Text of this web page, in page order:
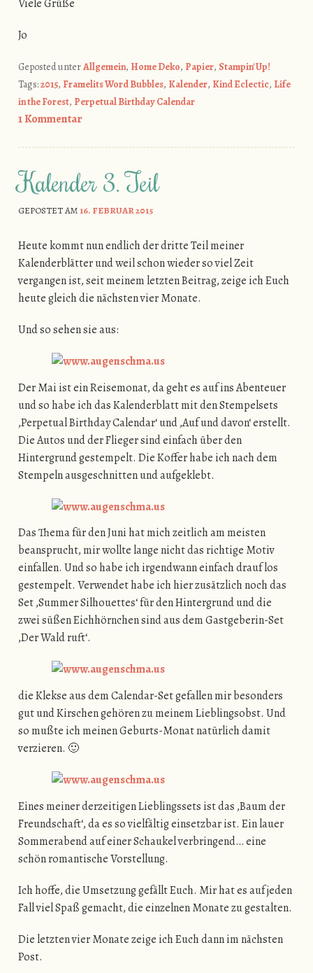
Viele Grüße
Jo
Geposted unterAllgemein, Home Deko, Papier, Stampin' Up!
Tags:2015, Framelits Word Bubbles, Kalender, Kind Eclectic, Life
in the Forest, Perpetual Birthday Calendar
1 Kommentar
Kalender 3. Teil
GEPOSTET AM16. FEBRUAR 2015
Heute kommt nun endlich der dritte Teil meiner
Kalenderblätter und weil schon wieder so viel Zeit
vergangen ist, seit meinem letzten Beitrag, zeige ich Euch
heute gleich die nächsten vier Monate.
Und so sehen sie aus:
Der Mai ist ein Reisemonat, da geht es auf ins Abenteuer
und so habe ich das Kalenderblatt mit den Stempelsets
‚Perpetual Birthday Calendar‘ und ‚Auf und davon‘ erstellt.
Die Autos und der Flieger sind einfach über den
Hintergrund gestempelt. Die Koffer habe ich nach dem
Stempeln ausgeschnitten und aufgeklebt.
Das Thema für den Juni hat mich zeitlich am meisten
beansprucht, mir wollte lange nicht das richtige Motiv
einfallen. Und so habe ich irgendwann einfach drauf los
gestempelt. Verwendet habe ich hier zusätzlich noch das
Set ‚Summer Silhouettes‘ für den Hintergrund und die
zwei süßen Eichhörnchen sind aus dem Gastgeberin-Set
‚Der Wald ruft‘.
die Klekse aus dem Calendar-Set gefallen mir besonders
gut und Kirschen gehören zu meinem Lieblingsobst. Und
so mußte ich meinen Geburts-Monat natürlich damit
verzieren. 🙂
Eines meiner derzeitigen Lieblingssets ist das ‚Baum der
Freundschaft‘, da es so vielfältig einsetzbar ist. Ein lauer
Sommerabend auf einer Schaukel verbringend… eine
schön romantische Vorstellung.
Ich hoffe, die Umsetzung gefällt Euch. Mir hat es auf jeden
Fall viel Spaß gemacht, die einzelnen Monate zu gestalten.
Die letzten vier Monate zeige ich Euch dann im nächsten
Post.